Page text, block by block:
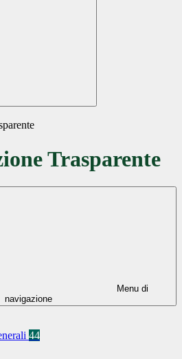
Trasparente
Menu di
navigazione
44